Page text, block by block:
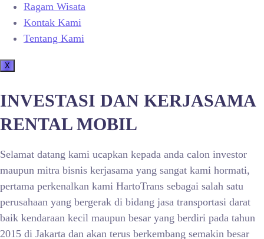
Ragam Wisata
Kontak Kami
Tentang Kami
X
INVESTASI DAN KERJASAMA
RENTAL MOBIL
Selamat datang kami ucapkan kepada anda calon investor
maupun mitra bisnis kerjasama yang sangat kami hormati,
pertama perkenalkan kami HartoTrans sebagai salah satu
perusahaan yang bergerak di bidang jasa transportasi darat
baik kendaraan kecil maupun besar yang berdiri pada tahun
2015 di Jakarta dan akan terus berkembang semakin besar